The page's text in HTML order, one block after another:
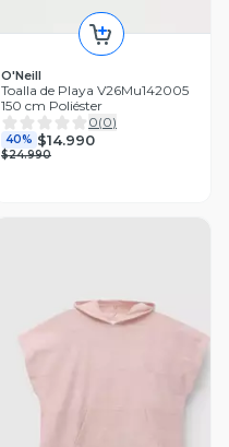
O'Neill
Toalla de Playa V26Mu142005
150 cm Poliéster
0(0)
40% $14.990
$24.990